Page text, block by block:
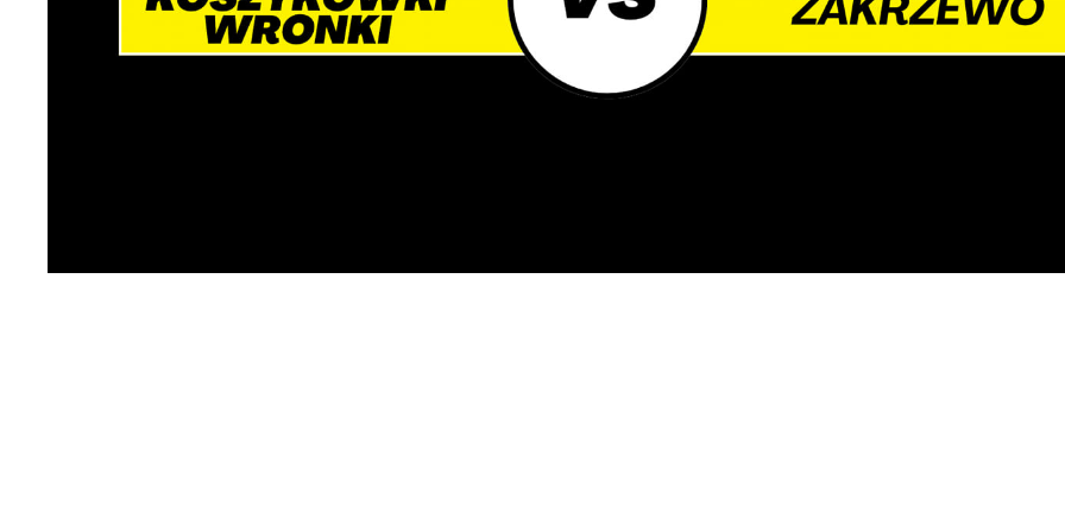
korzystania z funkcjonalności naszej strony poprzez
dopasowanie jej do Twoich indywidualnych preferencji.
Wyrażenie zgody na funkcjonalne i personalizacyjne pliki
gwarantuje dostępność większej ilości funkcji na stronie.
Analityczne
pozwalają nam na ocenę naszych serwisów internetowych pod